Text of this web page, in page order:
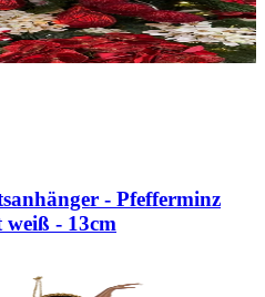
- Pfefferminz
- 13cm